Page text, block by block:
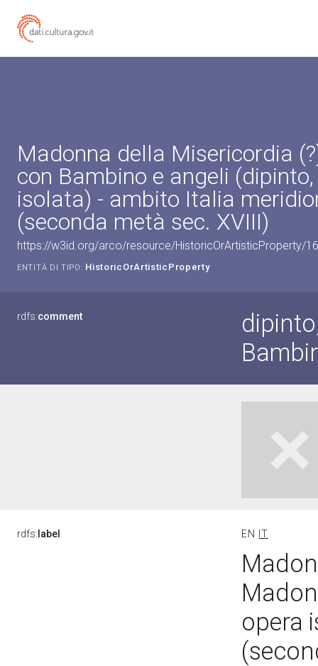
Madonna della Misericordia
con Bambino e angeli
isolata) - ambito Italia
(seconda metà sec. XVIII)
https://w3id.org/arco/resource/HistoricOrArtisticProperty/
ENTITÀ DI TIPO: HistoricOrArtisticProperty
rdfs:comment
rdfs: label EN IT
opera